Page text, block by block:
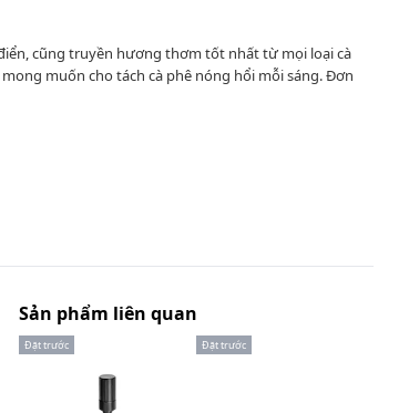
cũng truyền hương thơm tốt nhất từ mọi loại cà
muốn cho tách cà phê nóng hổi mỗi sáng. Đơn
Sản phẩm liên quan
Đặt trước Đặt trước